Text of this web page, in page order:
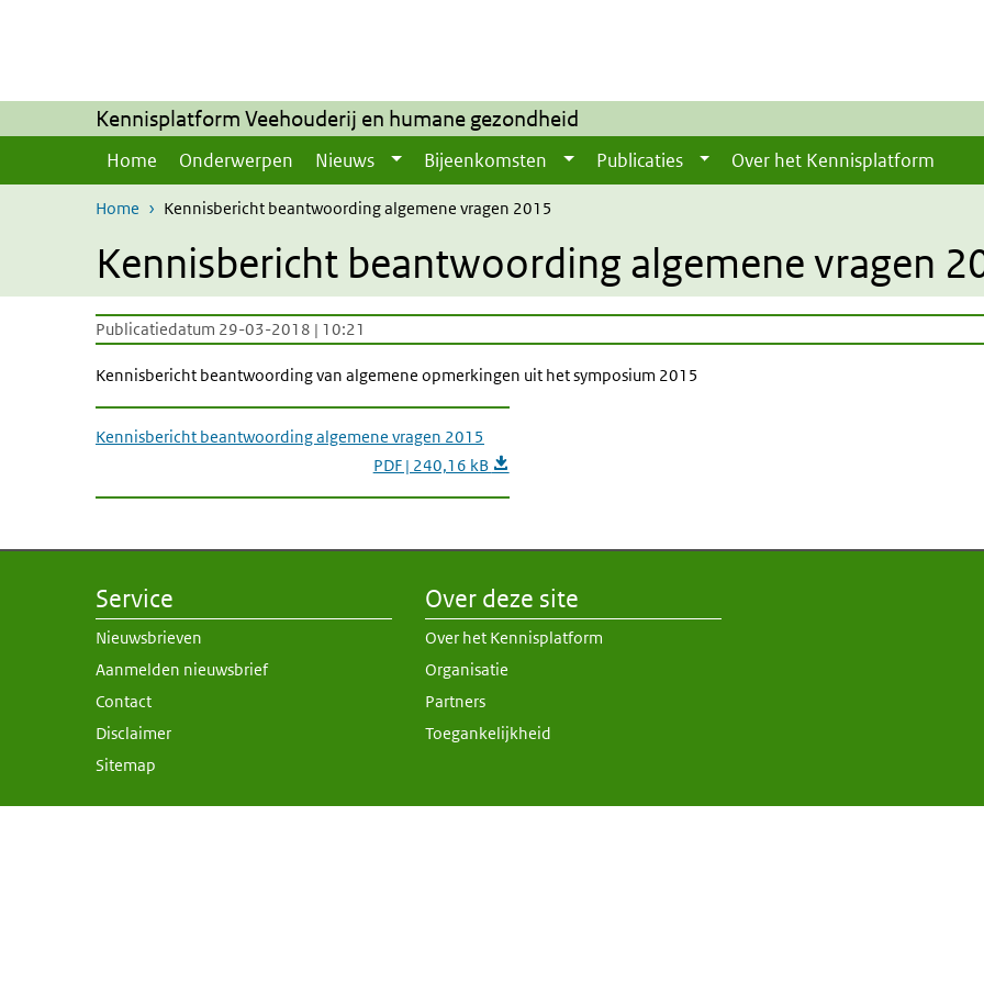
Kennisplatform Veehouderij en humane gezondheid
Home Onderwerpen Nieuws Bijeenkomsten Publicaties Over het Kennisplatform
Home Kennisbericht beantwoording algemene vragen 2015
Kennisbericht beantwoording algemene vragen
Publicatiedatum 29-03-2018 | 10:21
Kennisbericht beantwoording van algemene opmerkingen uit het symposium 2015
Kennisbericht beantwoording algemene vragen 2015
PDF | 240,16 kB
Service
Nieuwsbrieven
Aanmelden nieuwsbrief
Contact
Disclaimer
Sitemap
Over deze site
Over het Kennisplatform
Organisatie
Partners
Toegankelijkheid